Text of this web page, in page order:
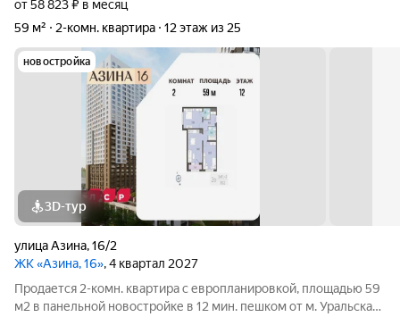
от 58 823 ₽ в месяц
59 м²
2-комн. квартира 12 этаж из 25
новостройка
3D-тур
улица Азина,16/2
ЖК «Азина, 16», 4 квартал 2027
Продается 2-комн. квартира с европланировкой, площадью 59
м2 в панельной новостройке в 12 мин. пешком от м. Уральская.